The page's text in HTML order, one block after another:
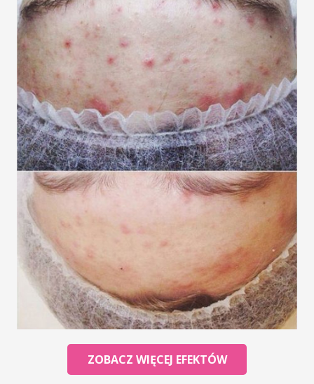
ZOBACZ WIĘCEJ EFEKTÓW